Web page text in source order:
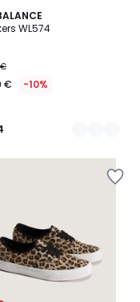
WL574
€ -10%